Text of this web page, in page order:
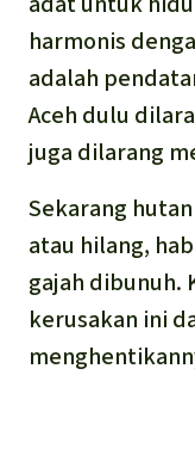
harmonis
adalah
Aceh dulu
juga dilarang
Sekarang
atau hilang,
gajah dibunuh.
kerusakan ini